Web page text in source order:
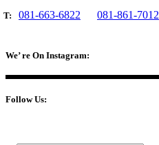
T: 081-663-6822 081-861-7012
We’ re On Instagram:
Follow Us: